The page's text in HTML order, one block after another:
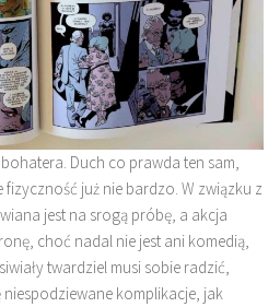
Duch co prawda ten sam,
fizyczność już nie bardzo. W związku z
jest na srogą próbę, a akcja
choć nadal nie jest ani komedią,
twardziel musi sobie radzić,
komplikacje, jak